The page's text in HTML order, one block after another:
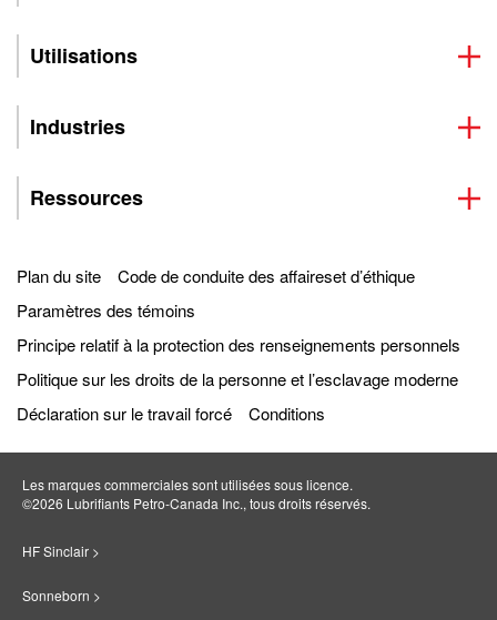
Utilisations
Industries
Ressources
Plan du site
Code de conduite des affaireset d’éthique
Paramètres des témoins
Principe relatif à la protection des renseignements personnels
Politique sur les droits de la personne et l’esclavage moderne
Déclaration sur le travail forcé
Conditions
Les marques commerciales sont utilisées sous licence.
©2026 Lubrifiants Petro‐Canada Inc., tous droits réservés.
HF Sinclair >
Sonneborn >